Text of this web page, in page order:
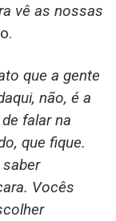
vê as nossas
que a gente
não, é a
falar na
que fique.
Vocês